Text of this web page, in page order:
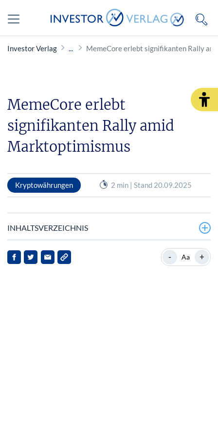
Investor Verlag MemeCore erlebt signifikanten Rally
MemeCore erlebt
signifikanten Rally amid
Marktoptimismus
Kryptowährungen 2 min | Stand 20.09.2025
INHALTSVERZEICHNIS
MemeCore’s jüngster Anstieg
- Aa +